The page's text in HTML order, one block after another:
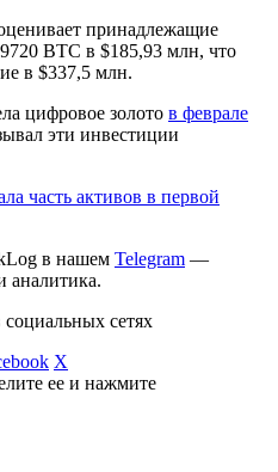
принадлежащие
BTC в $185,93 млн, что
в $337,5 млн.
цифровое золото в феврале
эти инвестиции
часть активов в первой
в нашем Telegram —
аналитика.
сетях
X
ее и нажмите